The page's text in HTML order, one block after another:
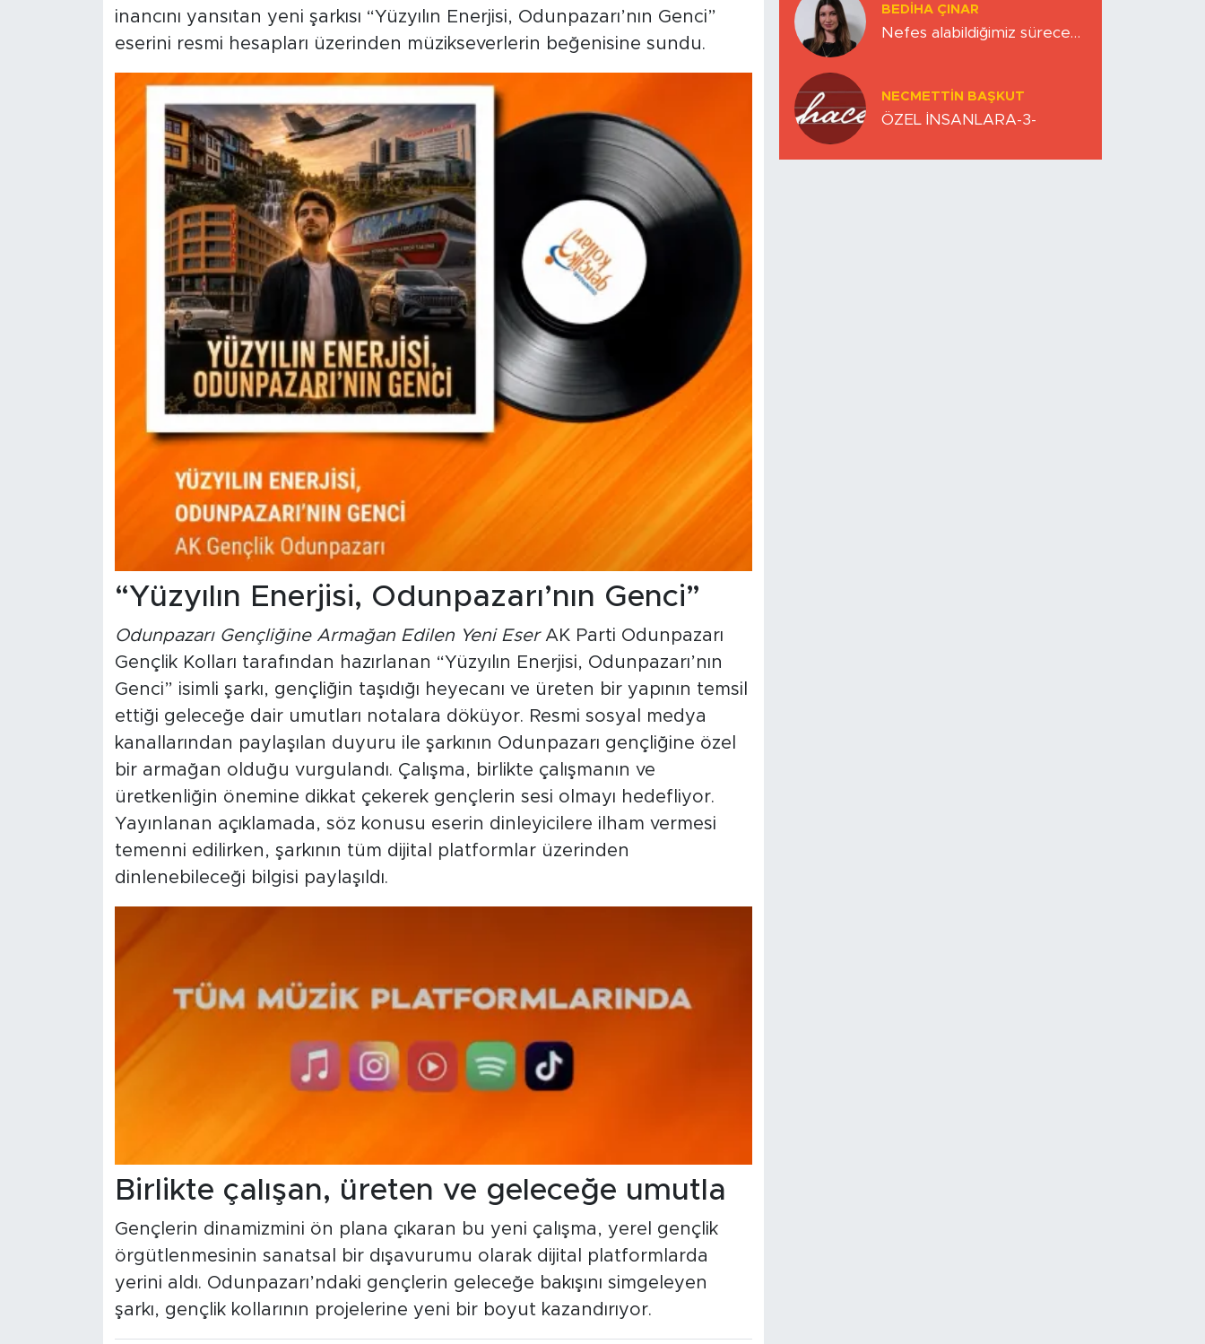
inancını yansıtan yeni şarkısı “Yüzyılın Enerjisi, Odunpazarı’nın Genci”
eserini resmi hesapları üzerinden müzikseverlerin beğenisine sundu.
“Yüzyılın Enerjisi, Odunpazarı’nın Genci”
Odunpazarı Gençliğine Armağan Edilen Yeni EserAK Parti Odunpazarı
Gençlik Kolları tarafından hazırlanan “Yüzyılın Enerjisi, Odunpazarı’nın
Genci” isimli şarkı, gençliğin taşıdığı heyecanı ve üreten bir yapının temsil
ettiği geleceğe dair umutları notalara döküyor. Resmi sosyal medya
kanallarından paylaşılan duyuru ile şarkının Odunpazarı gençliğine özel
bir armağan olduğu vurgulandı. Çalışma, birlikte çalışmanın ve
üretkenliğin önemine dikkat çekerek gençlerin sesi olmayı hedefliyor.
Yayınlanan açıklamada, söz konusu eserin dinleyicilere ilham vermesi
temenni edilirken, şarkının tüm dijital platformlar üzerinden
dinlenebileceği bilgisi paylaşıldı.
Birlikte çalışan, üreten ve geleceğe umutla
Gençlerin dinamizmini ön plana çıkaran bu yeni çalışma, yerel gençlik
örgütlenmesinin sanatsal bir dışavurumu olarak dijital platformlarda
yerini aldı. Odunpazarı’ndaki gençlerin geleceğe bakışını simgeleyen
şarkı, gençlik kollarının projelerine yeni bir boyut kazandırıyor.
BEDIHA ÇINAR
Nefes alabildiğimiz sürece…
NECMETTIN BAŞKUT
ÖZEL İNSANLARA-3-